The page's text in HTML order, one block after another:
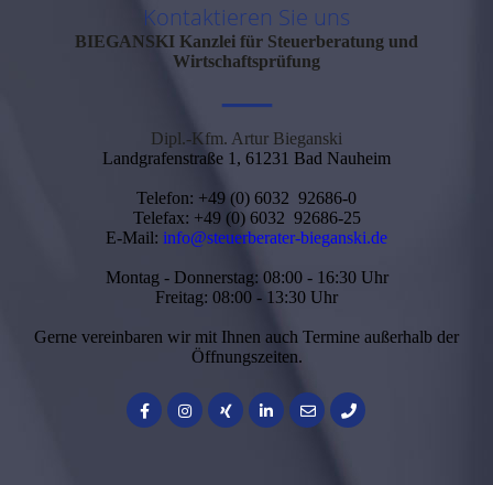
Kontaktieren Sie uns
BIEGANSKI Kanzlei für Steuerberatung und
Wirtschaftsprüfung
—
Dipl.-Kfm. Artur Bieganski
Landgrafenstraße 1, 61231 Bad Nauheim
Telefon: +49 (0) 6032 92686-0
Telefax: +49 (0) 6032 92686-25
E-Mail: info@steuerberater-bieganski.de
Montag - Donnerstag: 08:00 - 16:30 Uhr
Freitag: 08:00 - 13:30 Uhr
Gerne vereinbaren wir mit Ihnen auch Termine außerhalb der
Öffnungszeiten.